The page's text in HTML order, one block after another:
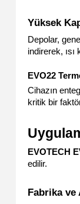
Yüksek
Depolar,
indirerek, ısı
EVO22
Cihazın
kritik bir
EVOTECH
edilir.
Fabrika ve